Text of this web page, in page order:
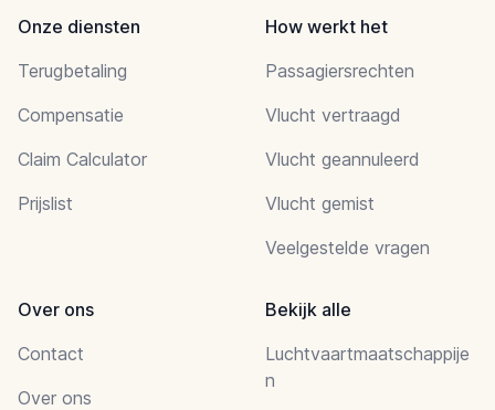
Onze diensten
Terugbetaling
Compensatie
Claim Calculator
Prijslist
How werkt het
Passagiersrechten
Vlucht vertraagd
Vlucht geannuleerd
Vlucht gemist
Veelgestelde vragen
Over ons
Contact
Over ons
Bekijk alle
Luchtvaartmaatschappije
n